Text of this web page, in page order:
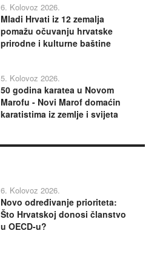
6. Kolovoz 2026.
Mladi Hrvati iz 12 zemalja
pomažu očuvanju hrvatske
prirodne i kulturne baštine
5. Kolovoz 2026.
50 godina karatea u Novom
Marofu - Novi Marof domaćin
karatistima iz zemlje i svijeta
6. Kolovoz 2026.
Novo određivanje prioriteta:
Što Hrvatskoj donosi članstvo
u OECD-u?